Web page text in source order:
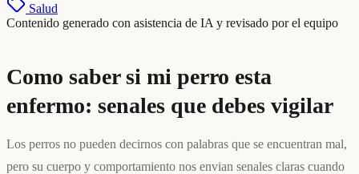
Salud
Contenido generado con asistencia de IA y revisado por el equipo
Como saber si mi perro esta
enfermo: senales que debes vigilar
Los perros no pueden decirnos con palabras que se encuentran mal,
pero su cuerpo y comportamiento nos envian senales claras cuando